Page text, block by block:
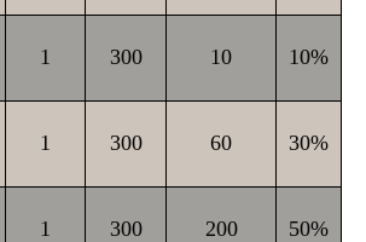
1 300 10 10%
1 300 60 30%
1 300 200 50%